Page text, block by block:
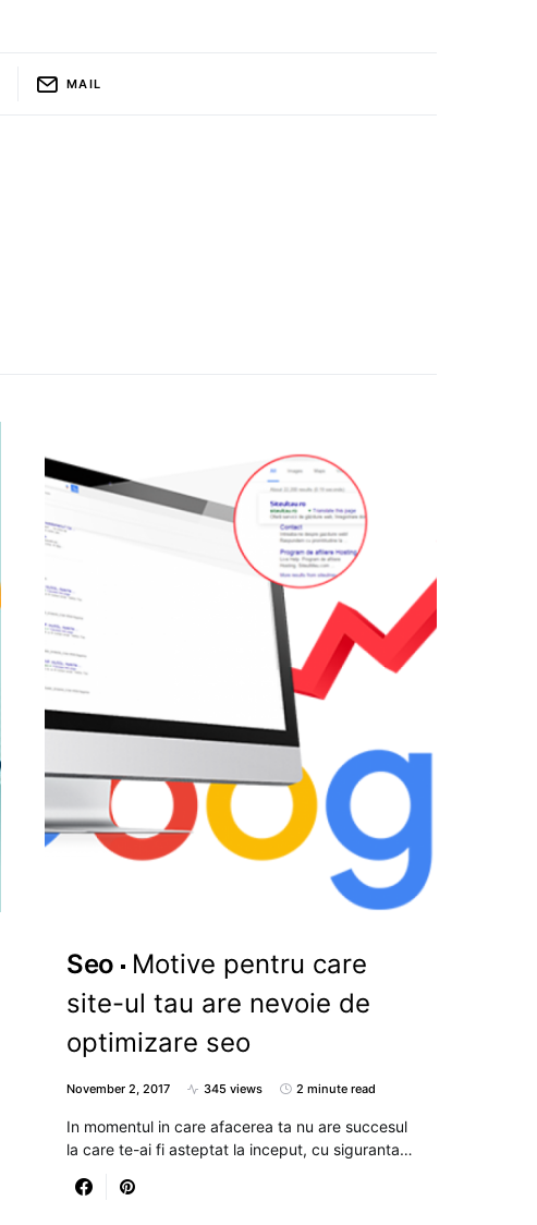
MAIL
Seo
Motive pentru care
site-ul tau are nevoie de
optimizare seo
November 2, 2017 345 views 2 minute read
In momentul in care afacerea ta nu are succesul
la care te-ai fi asteptat la inceput, cu siguranta…